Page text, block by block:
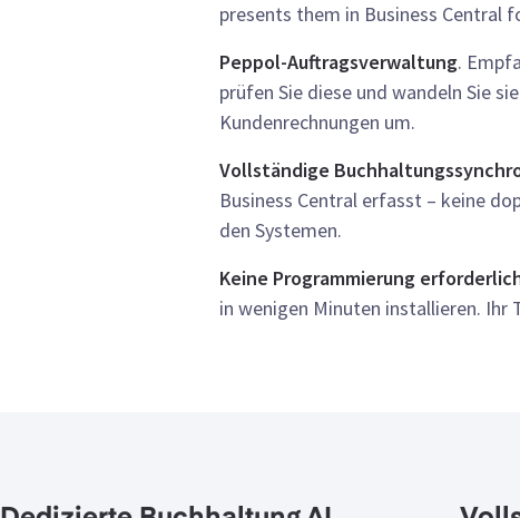
presents them in Business Central
Peppol-Auftragsverwaltung.
prüfen Sie diese und wandeln Sie
Kundenrechnungen um.
Vollständige
Business Central erfasst – keine
den Systemen.
Keine Programmierung
in wenigen Minuten installieren. Ihr